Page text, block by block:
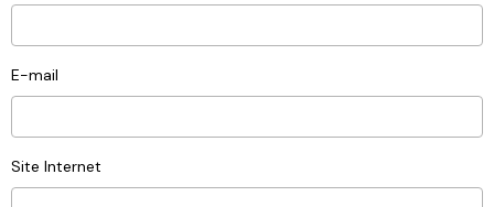
E-mail
Site Internet